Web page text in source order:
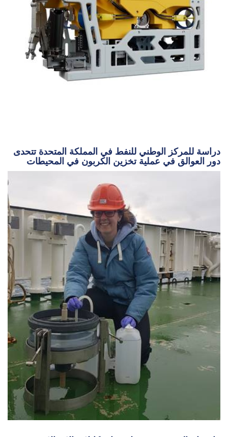
دراسة للمركز الوطني للنفط في المملكة المتحدة تتحدى
دور العوالق في عملية تخزين الكربون في المحيطات